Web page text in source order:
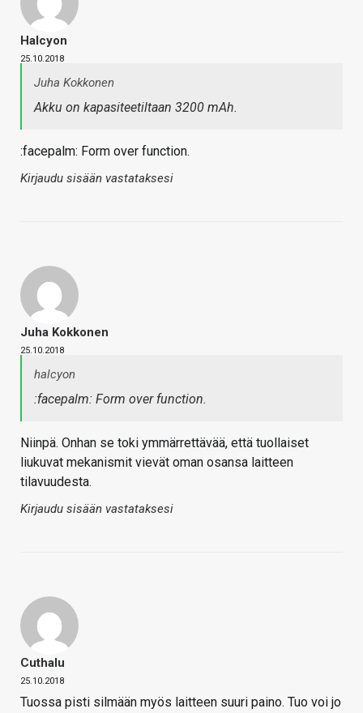
Halcyon
25.10.2018
Juha Kokkonen
Akku on kapasiteetiltaan 3200 mAh.
:facepalm: Form over function.
Kirjaudu sisään vastataksesi
Juha Kokkonen
25.10.2018
halcyon
:facepalm: Form over function.
Niinpä. Onhan se toki ymmärrettävää, että tuollaiset
liukuvat mekanismit vievät oman osansa laitteen
tilavuudesta.
Kirjaudu sisään vastataksesi
Cuthalu
25.10.2018
Tuossa pisti silmään myös laitteen suuri paino. Tuo voi jo